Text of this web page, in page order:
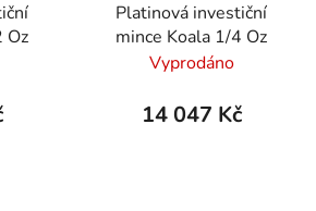
Oz
Platinová investiční
mince Koala 1/4 Oz
Vyprodáno
14 047 Kč